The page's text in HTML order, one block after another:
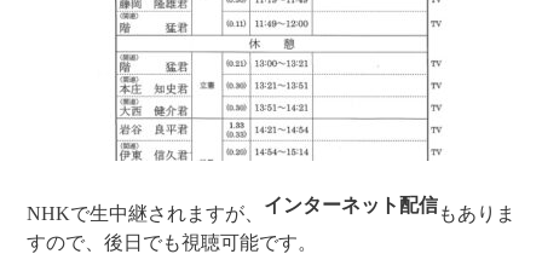
NHKで生中継されますが、 インターネット配信もありま
すので、後日でも視聴可能です。